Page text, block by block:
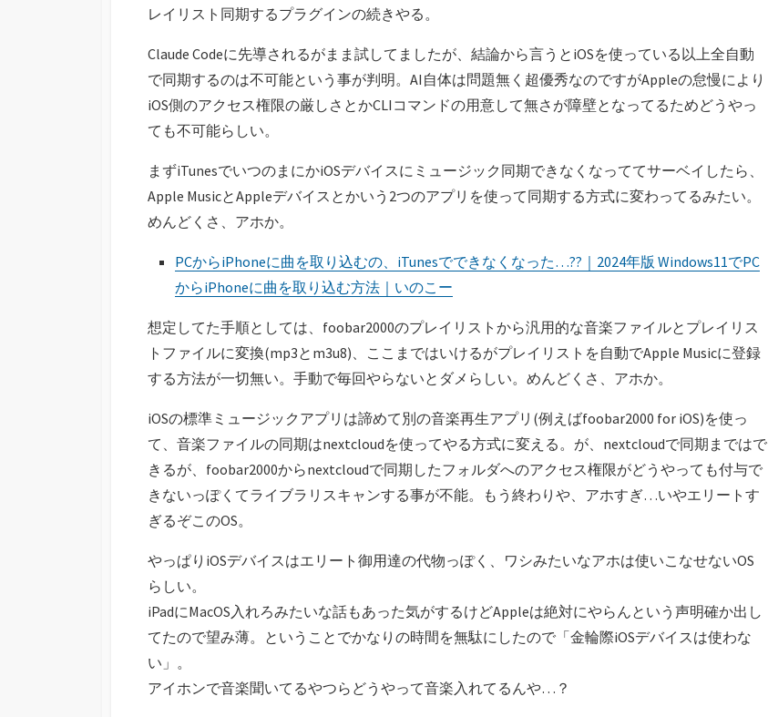
レイリスト同期するプラグインの続きやる。
Claude Codeに先導されるがまま試してましたが、結論から言うとiOSを使っている以上全自動
で同期するのは不可能という事が判明。AI自体は問題無く超優秀なのですがAppleの怠慢により
iOS側のアクセス権限の厳しさとかCLIコマンドの用意して無さが障壁となってるためどうやっ
ても不可能らしい。
まずiTunesでいつのまにかiOSデバイスにミュージック同期できなくなっててサーベイしたら、
Apple MusicとAppleデバイスとかいう2つのアプリを使って同期する方式に変わってるみたい。
めんどくさ、アホか。
PCからiPhoneに曲を取り込むの、iTunesでできなくなった…??｜2024年版 Windows11でPC
からiPhoneに曲を取り込む方法｜いのこー
想定してた手順としては、foobar2000のプレイリストから汎用的な音楽ファイルとプレイリス
トファイルに変換(mp3とm3u8)、ここまではいけるがプレイリストを自動でApple Musicに登録
する方法が一切無い。手動で毎回やらないとダメらしい。めんどくさ、アホか。
iOSの標準ミュージックアプリは諦めて別の音楽再生アプリ(例えばfoobar2000 for iOS)を使っ
て、音楽ファイルの同期はnextcloudを使ってやる方式に変える。が、nextcloudで同期まではで
きるが、foobar2000からnextcloudで同期したフォルダへのアクセス権限がどうやっても付与で
きないっぽくてライブラリスキャンする事が不能。もう終わりや、アホすぎ…いやエリートす
ぎるぞこのOS。
やっぱりiOSデバイスはエリート御用達の代物っぽく、ワシみたいなアホは使いこなせないOS
らしい。
iPadにMacOS入れろみたいな話もあった気がするけどAppleは絶対にやらんという声明確か出し
てたので望み薄。ということでかなりの時間を無駄にしたので「金輪際iOSデバイスは使わな
い」。
アイホンで音楽聞いてるやつらどうやって音楽入れてるんや…？